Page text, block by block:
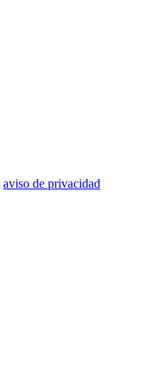
aviso de privacidad